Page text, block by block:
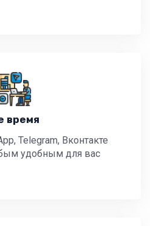
время
Telegram, Вконтакте
удобным для вас